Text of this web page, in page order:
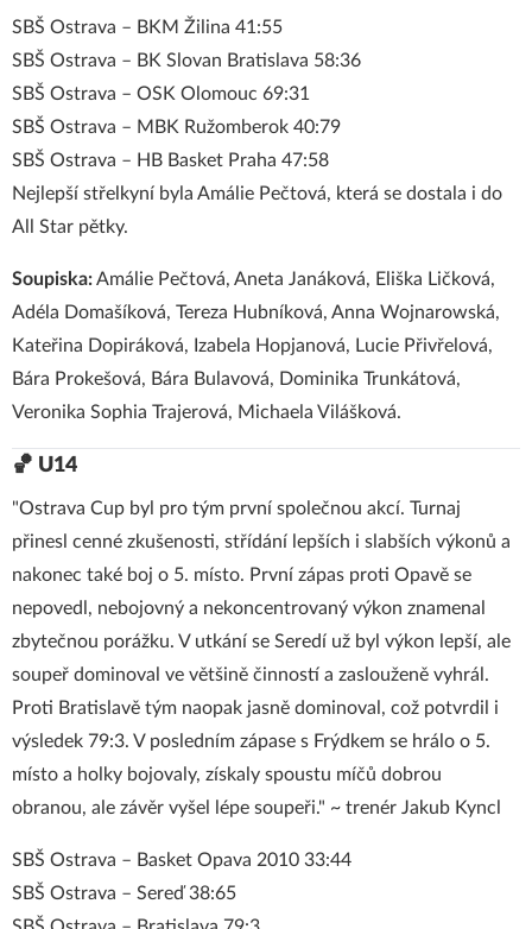
SBŠ Ostrava – BKM Žilina 41:55
SBŠ Ostrava – BK Slovan Bratislava 58:36
SBŠ Ostrava – OSK Olomouc 69:31
SBŠ Ostrava – MBK Ružomberok 40:79
SBŠ Ostrava – HB Basket Praha 47:58
Nejlepší střelkyní byla Amálie Pečtová, která se dostala i do
All Star pětky.
Soupiska:Amálie Pečtová, Aneta Janáková, Eliška Ličková,
Adéla Domašíková, Tereza Hubníková, Anna Wojnarowská,
Kateřina Dopiráková, Izabela Hopjanová, Lucie Přivřelová,
Bára Prokešová, Bára Bulavová, Dominika Trunkátová,
Veronika Sophia Trajerová, Michaela Vilášková.
🏀 U14
"Ostrava Cup byl pro tým první společnou akcí. Turnaj
přinesl cenné zkušenosti, střídání lepších i slabších výkonů a
nakonec také boj o 5. místo. První zápas proti Opavě se
nepovedl, nebojovný a nekoncentrovaný výkon znamenal
zbytečnou porážku. V utkání se Seredí už byl výkon lepší, ale
soupeř dominoval ve většině činností a zaslouženě vyhrál.
Proti Bratislavě tým naopak jasně dominoval, což potvrdil i
výsledek 79:3. V posledním zápase s Frýdkem se hrálo o 5.
místo a holky bojovaly, získaly spoustu míčů dobrou
obranou, ale závěr vyšel lépe soupeři." ~ trenér Jakub Kyncl
SBŠ Ostrava – Basket Opava 2010 33:44
SBŠ Ostrava – Sereď 38:65